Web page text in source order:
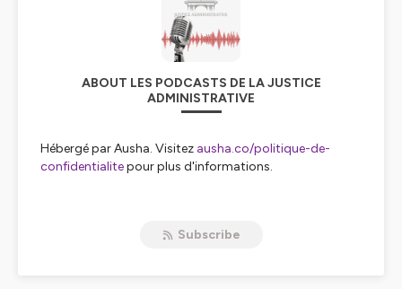
ABOUT LES PODCASTS DE LA JUSTICE
ADMINISTRATIVE
Hébergé par Ausha. Visitez ausha.co/politique-de-
confidentialitepour plus d'informations.
Subscribe